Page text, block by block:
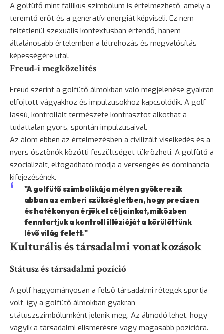
A golfütő mint fallikus szimbólum is értelmezhető, amely a
teremtő erőt és a generatív energiát képviseli. Ez nem
feltétlenül szexuális kontextusban értendő, hanem
általánosabb értelemben a létrehozás és megvalósítás
képességére utal.
Freud-i megközelítés
Freud szerint a golfütő álmokban való megjelenése gyakran
elfojtott vágyakhoz és impulzusokhoz kapcsolódik. A golf
lassú, kontrollált természete kontrasztot alkothat a
tudattalan gyors, spontán impulzusaival.
Az álom ebben az értelmezésben a civilizált viselkedés és a
nyers ösztönök közötti feszültséget tükrözheti. A golfütő a
szocializált, elfogadható módja a versengés és dominancia
kifejezésének.
"A golfütő szimbolikája mélyen gyökerezik
abban az emberi szükségletben, hogy precízen
és hatékonyan érjük el céljainkat, miközben
fenntartjuk a kontroll illúzióját a körülöttünk
lévő világ felett."
Kulturális és társadalmi vonatkozások
Státusz és társadalmi pozíció
A golf hagyományosan a felső társadalmi rétegek sportja
volt, így a golfütő álmokban gyakran
státuszszimbólumként jelenik meg. Az álmodó lehet, hogy
vágyik a társadalmi elismerésre vagy magasabb pozícióra.